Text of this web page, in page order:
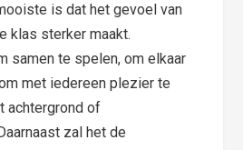
is dat het gevoel van
klas sterker maakt.
samen te spelen, om elkaar
met iedereen plezier te
achtergrond of
zal het de